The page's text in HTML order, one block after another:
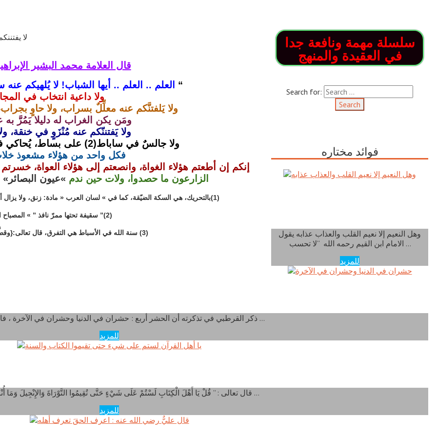
قال العلامة محمد البشير
“
العلم .. العلم .. أيها الشباب! لا يُلهيكم
ولا داعية انتخاب في
ولا يَلفتنَّكم عنه معلِّلٌ بسراب، ولا حاوٍ
ومَن يكن الغراب له دليلا يَمُرَّ
ولا يَفتننّكم عنه مُنْزَوٍ في خنقة،
ولا جالسٌ في ساباط(2) على بساط، يُحاكي فيكم سنّة الله في الأسباط
فكل واحد من هؤلاء مشعوذ
إنكم إن أطعتم هؤلاء الغواة، وانصعتم إلى هؤلاء العواة،
الزارعون ما حصدوا، ولات حين ندم »عيون البصائر»
(1)بالتحريك، هي السكة الضيّقة، كما في » لسان العرب « مادة: زنق، ولا يزال أهل المغرب إلى اليوم يستعملونها كثيرا، لكن بتسكين النون.
(2)” سقيفة تحتها ممرّ نافذ ” » المصباح المنير « مادة: سبط.
(3) سنة الله في الأسباط هي التفرق، قال تعالى:{وقطَّعْناهمُ اثْنَتَيْ عشرْةَ أَسْباطاً أُمَمًا))
سلسلة مهمة ونافعة جدا
في العقيدة والمنهج
Search for:
فوائد مختاره
وهل النعيم إلا نعيم القلب والعذاب عذابه يقول
الامام ابن القيم رحمه الله “لا تحسب …
للمزيد
ذكر القرطبي في تذكرته أن الحشر أربع : حشران في الدنيا وحشران في الآخرة ، فاللذان في الدنيا …
للمزيد
قال تعالى : ” قُلْ يَا أَهْلَ الْكِتَابِ لَسْتُمْ عَلَى شَيْءٍ حَتَّى تُقِيمُوا التَّوْرَاةَ وَالإِنْجِيلَ وَمَا أُنْزِلَ إِلَيْكُمْ مِنْ …
للمزيد